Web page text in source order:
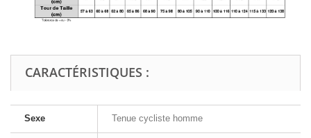
CARACTÉRISTIQUES :
Sexe Tenue cycliste homme